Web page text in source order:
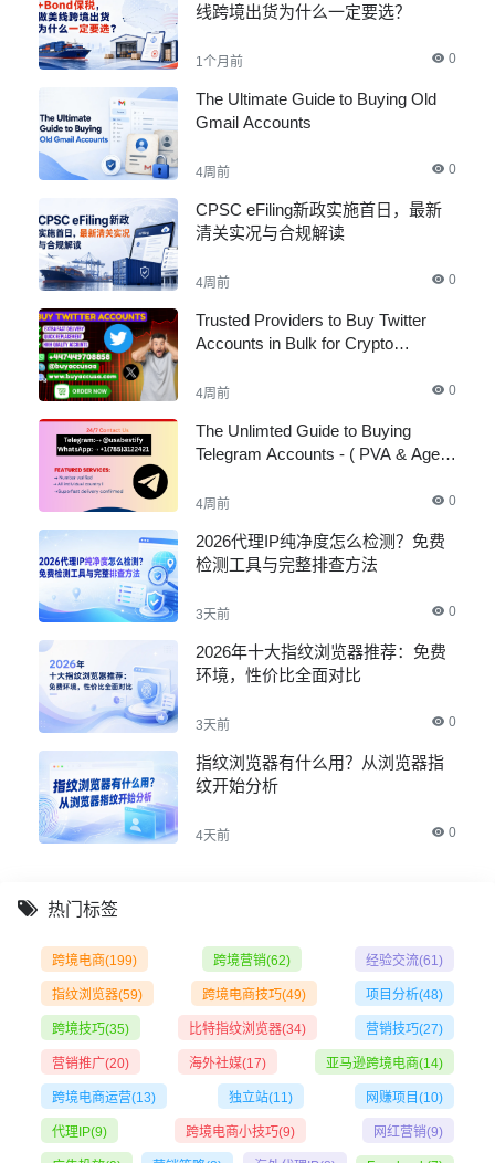
线跨境出货为什么一定要选？
1个月前 0
The Ultimate Guide to Buying Old
Gmail Accounts
4周前 0
CPSC eFiling新政实施首日，最新
清关实况与合规解读
4周前 0
Trusted Providers to Buy Twitter
Accounts in Bulk for Crypto
4周前 0
The Unlimted Guide to Buying
Telegram Accounts - ( PVA & Aged
4周前 0
2026代理IP纯净度怎么检测？免费
检测工具与完整排查方法
3天前 0
2026年十大指纹浏览器推荐：免费
环境，性价比全面对比
3天前 0
指纹浏览器有什么用？从浏览器指
纹开始分析
4天前 0
热门标签
跨境电商(199) 跨境营销(62) 经验交流(61)
指纹浏览器(59) 跨境电商技巧(49) 项目分析(48)
跨境技巧(35) 比特指纹浏览器(34) 营销技巧(27)
营销推广(20) 海外社媒(17) 亚马逊跨境电商(14)
跨境电商运营(13) 独立站(11) 网赚项目 (10)
代理IP(9) 跨境电商小技巧(9) 网红营销(9)